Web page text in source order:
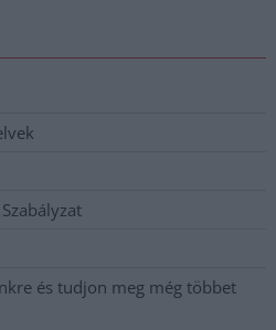
és tudjon meg még többet